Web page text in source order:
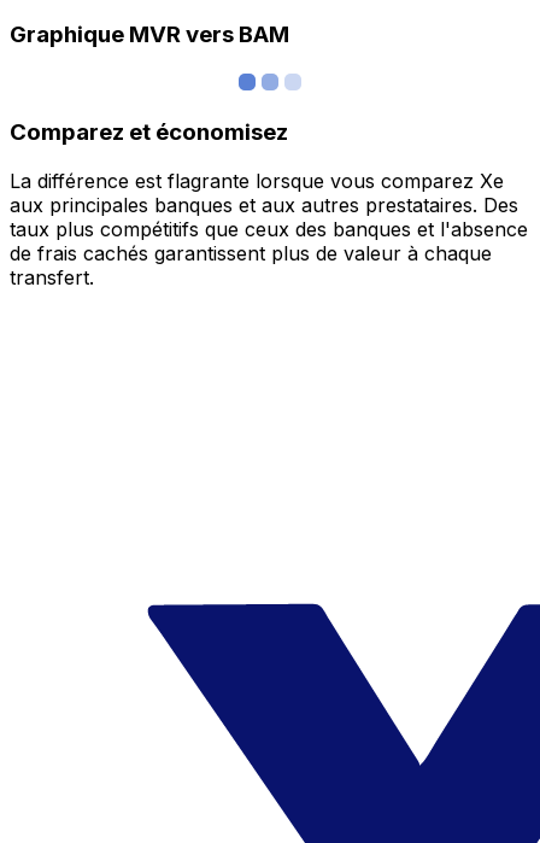
Graphique MVR vers BAM
Comparez et économisez
La différence est flagrante lorsque vous comparez Xe
aux principales banques et aux autres prestataires. Des
taux plus compétitifs que ceux des banques et l'absence
de frais cachés garantissent plus de valeur à chaque
transfert.